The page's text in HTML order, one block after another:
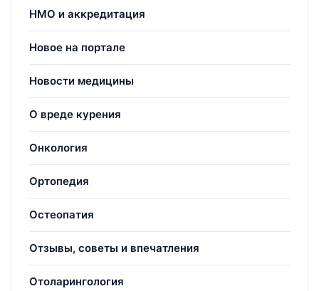
НМО и аккредитация
Новое на портале
Новости медицины
О вреде курения
Онкология
Ортопедия
Остеопатия
Отзывы, советы и впечатления
Отоларингология